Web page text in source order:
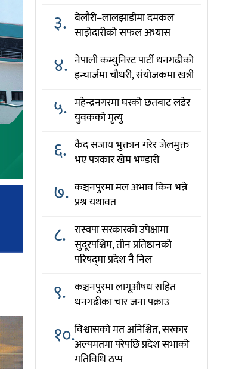
३. बेलौरी–लालझाडीमा दमकल
साझेदारीको सफल अभ्यास
४. नेपाली कम्युनिस्ट पार्टी धनगढीको
इन्चार्जमा चौधरी, संयोजकमा खत्री
५. महेन्द्रनगरमा घरको छतबाट लडेर
युवकको मृत्यु
६. कैद सजाय भुक्तान गरेर जेलमुक्त
भए पत्रकार खेम भण्डारी
७. कञ्चनपुरमा मल अभाव किन भन्ने
प्रश्न यथावत
८. रास्वपा सरकारको उपेक्षामा
सुदूरपश्चिम, तीन प्रतिष्ठानको
परिषद्‌मा प्रदेश नै निल
९. कञ्चनपुरमा लागूऔषध सहित
धनगढीका चार जना पक्राउ
१०.विश्वासको मत अनिश्चित, सरकार
अल्पमतमा परेपछि प्रदेश सभाको
गतिविधि ठप्प